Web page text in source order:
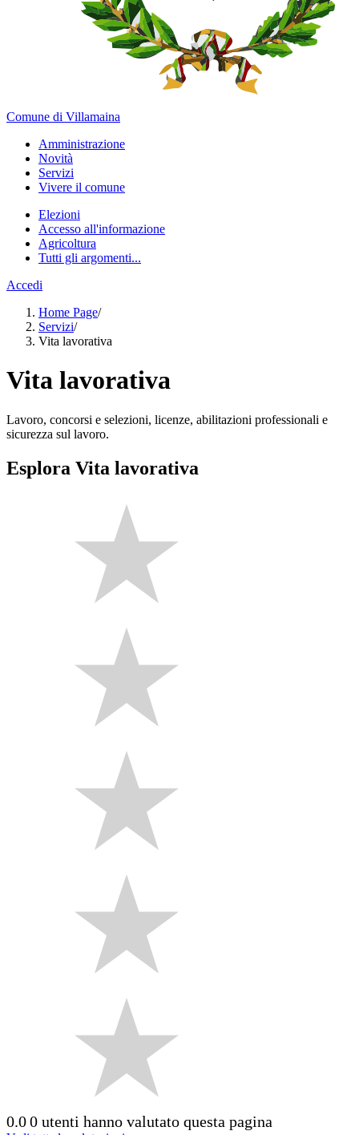
Comune di Villamaina
Amministrazione
Novità
Servizi
Vivere il comune
Elezioni
Accesso all'informazione
Agricoltura
Tutti gli argomenti...
Accedi
Home Page/
Servizi/
Vita lavorativa
Vita lavorativa
Lavoro, concorsi e selezioni, licenze, abilitazioni professionali e
sicurezza sul lavoro.
Esplora Vita lavorativa
0.00 utenti hanno valutato questa pagina